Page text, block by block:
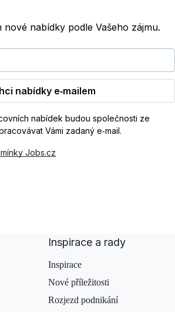
nové nabídky podle Vašeho zájmu.
nabídky e‑mailem
nabídek budou společnosti ze
Vámi zadaný e‑mail.
Jobs.cz
Inspirace a rady
Inspirace
Nové příležitosti
Rozjezd podnikání